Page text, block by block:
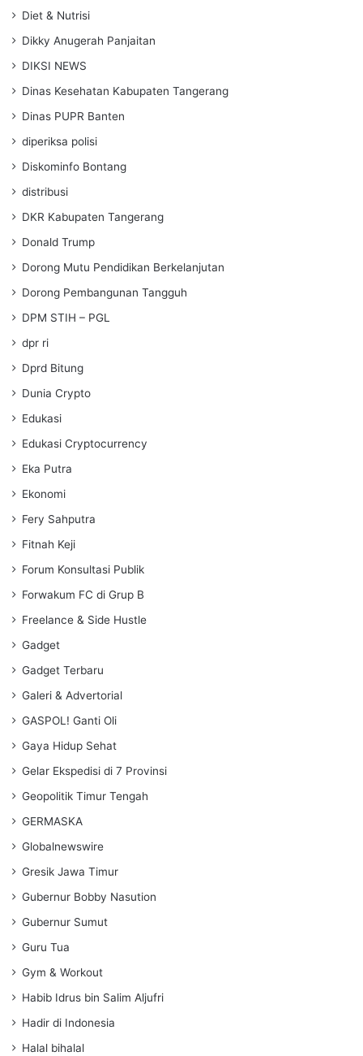
Diet & Nutrisi
Dikky Anugerah Panjaitan
DIKSI NEWS
Dinas Kesehatan Kabupaten Tangerang
Dinas PUPR Banten
diperiksa polisi
Diskominfo Bontang
distribusi
DKR Kabupaten Tangerang
Donald Trump
Dorong Mutu Pendidikan Berkelanjutan
Dorong Pembangunan Tangguh
DPM STIH – PGL
dpr ri
Dprd Bitung
Dunia Crypto
Edukasi
Edukasi Cryptocurrency
Eka Putra
Ekonomi
Fery Sahputra
Fitnah Keji
Forum Konsultasi Publik
Forwakum FC di Grup B
Freelance & Side Hustle
Gadget
Gadget Terbaru
Galeri & Advertorial
GASPOL! Ganti Oli
Gaya Hidup Sehat
Gelar Ekspedisi di 7 Provinsi
Geopolitik Timur Tengah
GERMASKA
Globalnewswire
Gresik Jawa Timur
Gubernur Bobby Nasution
Gubernur Sumut
Guru Tua
Gym & Workout
Habib Idrus bin Salim Aljufri
Hadir di Indonesia
Halal bihalal